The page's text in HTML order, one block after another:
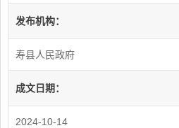
发布机构：
寿县人民政府
成文日期：
2024-10-14